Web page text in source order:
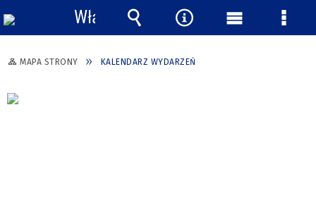
MAPA STRONY KALENDARZ WYDARZEŃ
Włącz
powiadomienia
Wyszukiwarka
Narzędzia
Menu Menu